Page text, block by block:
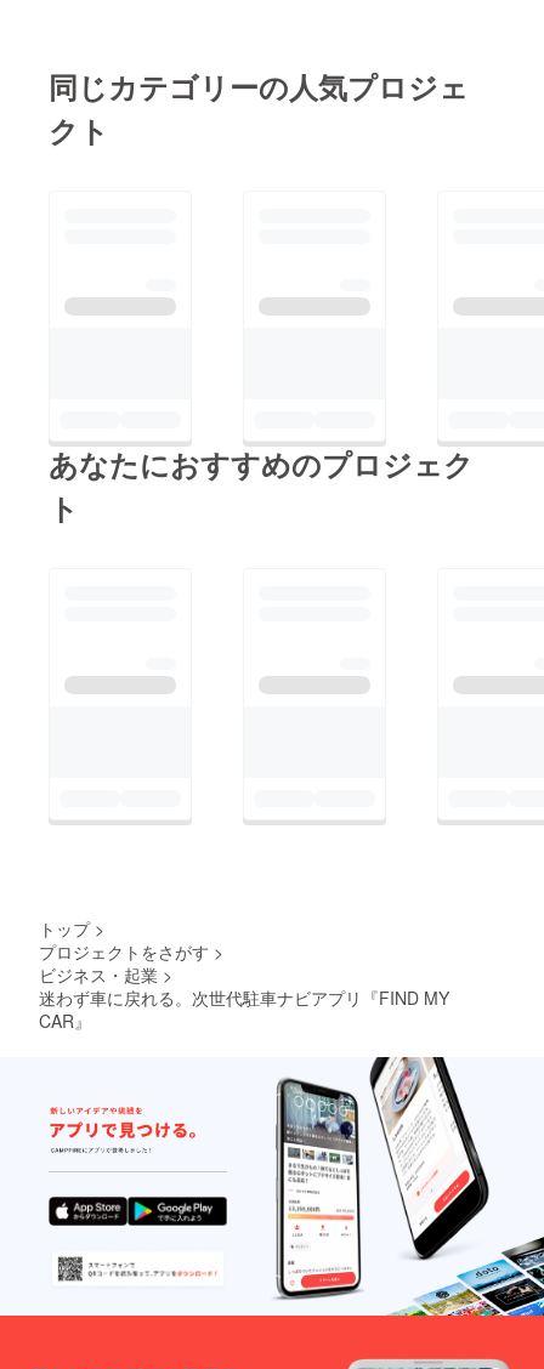
発・検
証・運
同じカテゴリーの人気プロジェ
クト
あなたにおすすめのプロジェク
ト
トップ >
プロジェクトをさがす >
ビジネス・起業 >
迷わず車に戻れる。次世代駐車ナビアプリ『FIND MY
CAR』